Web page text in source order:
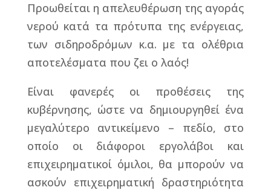
Προωθείται η απελευθέρωση της αγοράς
νερού κατά τα πρότυπα της ενέργειας,
των σιδηροδρόμων κ.α. με τα ολέθρια
αποτελέσματα που ζει ο λαός!
Είναι φανερές οι προθέσεις της
κυβέρνησης, ώστε να δημιουργηθεί ένα
μεγαλύτερο αντικείμενο – πεδίο, στο
οποίο οι διάφοροι εργολάβοι και
επιχειρηματικοί όμιλοι, θα μπορούν να
ασκούν επιχειρηματική δραστηριότητα